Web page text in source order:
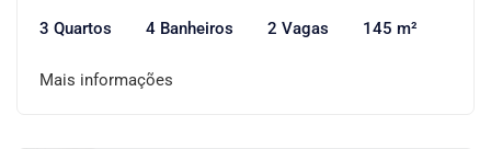
3 Quartos 4 Banheiros 2 Vagas 145 m²
Mais informações